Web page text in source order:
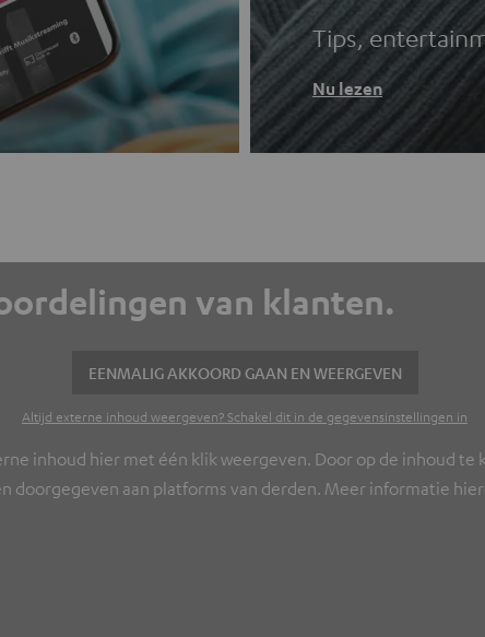
Tips,
Nu lezen
van klanten.
EENMALIG AKKOORD GAAN EN WEERGEVEN
Altijd externe inhoud weergeven? Schakel dit in de gegevensinstellingen in
inhoud hier met één klik weergeven. Door op de inhoud
aan platforms van derden. Meer informatie